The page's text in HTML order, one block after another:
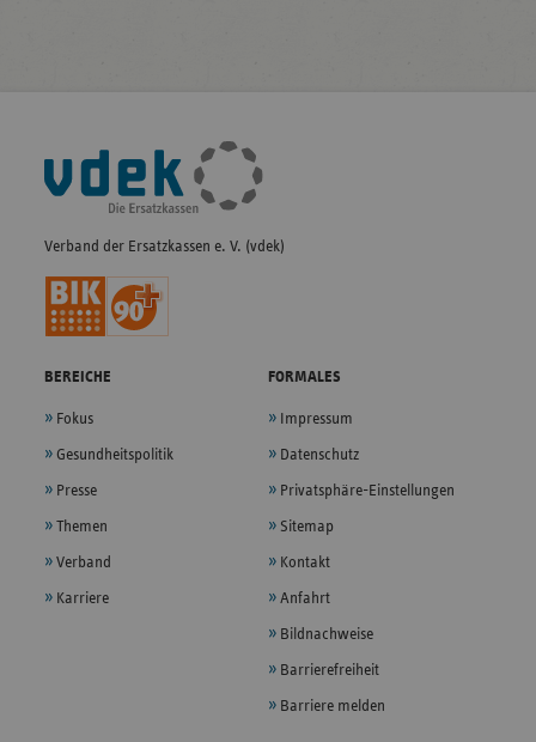
Fußleisten-
Navigation
Verband der Ersatzkassen e. V. (vdek)
BEREICHE
Fokus
Gesundheitspolitik
Presse
Themen
Verband
Karriere
FORMALES
Impressum
Datenschutz
Privatsphäre-Einstellungen
Sitemap
Kontakt
Anfahrt
Bildnachweise
Barrierefreiheit
Barriere melden